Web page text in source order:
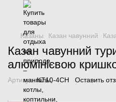
Казаны Казан чавунний
Казан чавунний
алюмінієвою
Артикул:KT10-4CH Оставить